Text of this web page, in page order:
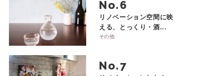
No.
リノベーション空間に映
える、とっくり・酒...
その他
No.